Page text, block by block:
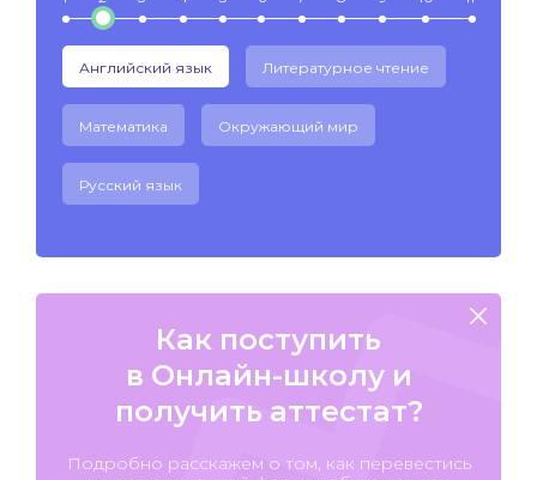
Английский язык Литературное чтение
Математика Окружающий мир
Русский язык
Как поступить
в Онлайн-школу и
получить аттестат?
Подробно расскажем о том, как перевестись